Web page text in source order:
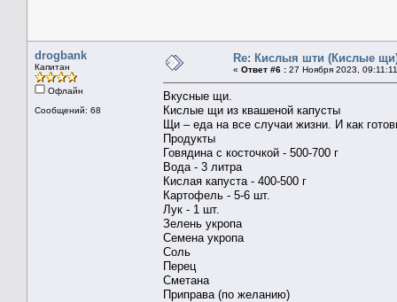
drogbank
Капитан
Офлайн
Сообщений: 68
Re: Кислыя шти (Кислые
« Ответ #6 : 27 Ноября 2023,
Вкусные щи
Кислые щи из квашеной капусты
Щи – еда на все случаи жизни. И как
Продукты
Говядина с косточкой - 500-700 г
Вода - 3 литра
Кислая капуста - 400-500 г
Картофель - 5-6 шт.
Лук - 1 шт.
Зелень укропа
Семена укропа
Соль
Перец
Сметана
Приправа (по желанию)